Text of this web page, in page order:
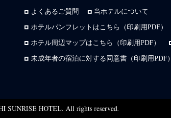
よくあるご質問 当ホテルについて
ホテルパンフレットはこちら（印刷用PDF）
ホテル周辺マップはこちら（印刷用PDF）
未成年者の宿泊に対する同意書（印刷用PDF）
SUNRISE HOTEL. All rights reserved.